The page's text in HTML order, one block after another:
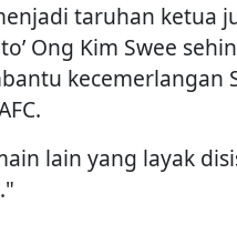
taruhan ketua
Ong Kim Swee
kecemerlangan
lain yang layak